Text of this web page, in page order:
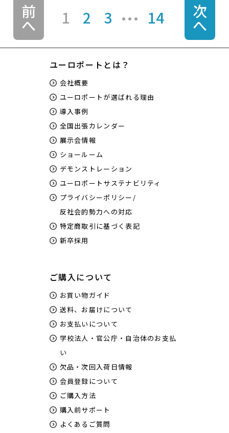
前
へ 1 2 3 14 次
へ
ユーロポートとは？
会社概要
ユーロポートが選ばれる理由
導入事例
全国出張カレンダー
展示会情報
ショールーム
デモンストレーション
ユーロポートサステナビリティ
プライバシーポリシー/
反社会的勢力への対応
特定商取引に基づく表記
新卒採用
ご購入について
お買い物ガイド
送料、お届けについて
お支払いについて
学校法人・官公庁・自治体のお支払
い
欠品・次回入荷日情報
会員登録について
ご購入方法
購入前サポート
よくあるご質問